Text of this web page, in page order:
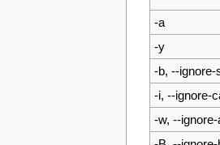
-a
-y
-b, --ignore-
-i, --ignore-
-w, --